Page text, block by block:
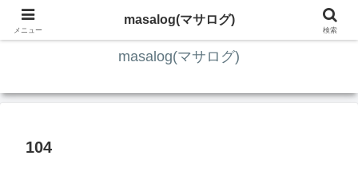
ITの知識4割・ガジェット4割・その他2割 の趣味ブログ
masalog(マサログ)
104
メニュー
masalog(マサログ)
検索